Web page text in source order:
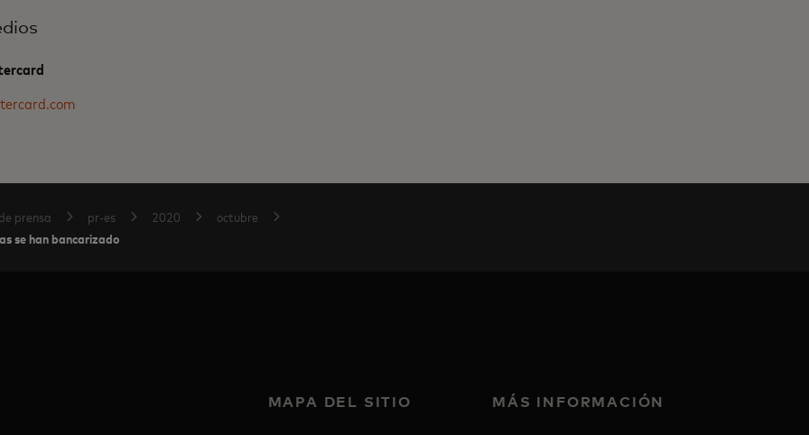
prensa pr-es 2020 octubre
se han bancarizado
MAPA DEL SITIO MÁS INFORMACIÓN